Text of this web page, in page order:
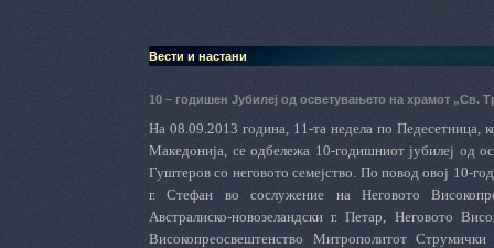
Вести и настани
10 – годишен Јубилеј од осветувањето на храмот „Св.
На 08.09.2013 година, 11-та недела по Педесетница,
Македонија, се одбележа 10-годишниот јубилеј од
Гуштеров со неговото семејство. По повод овој 10-
г. Стефан во сослужение на Неговото
Австралиско-новозеландски г. Петар, Неговото
Високопреосвештенство Митрополитот